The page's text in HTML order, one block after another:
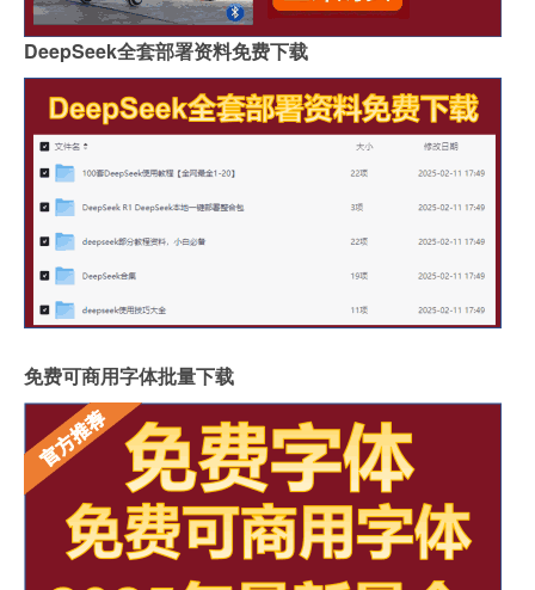
DeepSeek全套部署资料免费下载
免费可商用字体批量下载